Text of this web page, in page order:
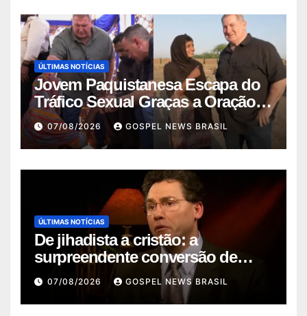
ÚLTIMAS NOTÍCIAS
Jovem Paquistanesa Escapa do
Tráfico Sexual Graças a Oração e
I…07/08/2026 GOSPEL NEWS BRASIL
ÚLTIMAS NOTÍCIAS
De jihadista a cristão: a
surpreendente conversão de
Kamal Saleem…
07/08/2026 GOSPEL NEWS BRASIL